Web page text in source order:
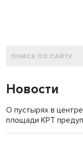
Новости
О пустырях в
площади КРТ